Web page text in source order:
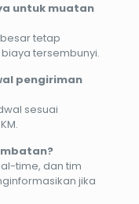
untuk muatan
tetap
tersembunyi.
pengiriman
sesuai
time, dan tim
jika